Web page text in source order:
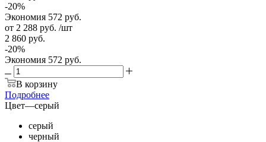
-20%
Экономия 572 руб.
от 2 288 руб. /шт
2 860 руб.
-20%
Экономия 572 руб.
В корзину
Подробнее
Цвет—серый
серый
черный